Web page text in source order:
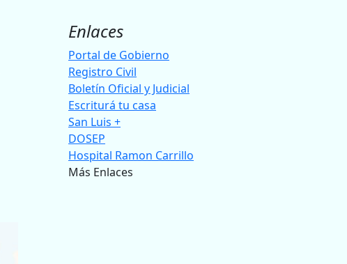
Enlaces
Portal de Gobierno
Registro Civil
Boletín Oficial y Judicial
Escriturá tu casa
San Luis +
DOSEP
Hospital Ramon Carrillo
Más Enlaces